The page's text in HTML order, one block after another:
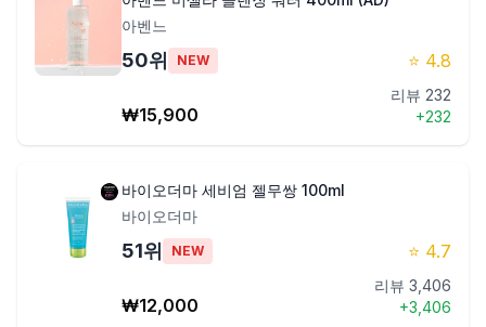
아벤느
50위 NEW ⭐ 4.8
₩15,900
리뷰 232
+232
바이오더마 세비엄 젤무쌍 100ml
바이오더마
51위 NEW ⭐ 4.7
₩12,000
리뷰 3,406
+3,406